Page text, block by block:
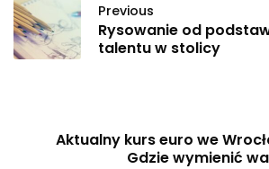
Previous
Rysowanie od
talentu w stolicy
Aktualny kurs euro we
Gdzie wymienić